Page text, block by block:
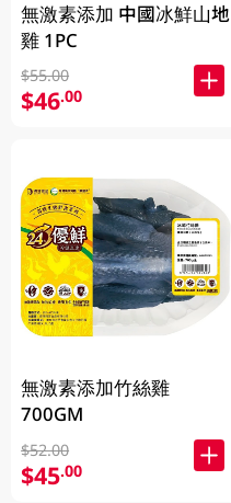
無激素添加 中國冰鮮山地
雞 1PC
$55.00
$46.00
無激素添加竹絲雞
700GM
$52.00
$45.00